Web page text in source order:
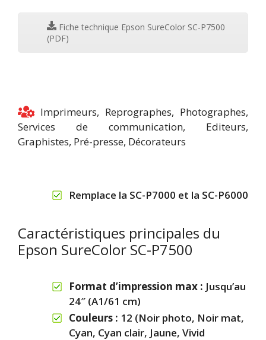
Fiche technique Epson SureColor SC-P7500
(PDF)
Imprimeurs, Reprographes, Photographes,
Services de communication, Editeurs,
Graphistes, Pré-presse, Décorateurs
Remplace la SC-P7000 et la SC-P6000
Caractéristiques principales du
Epson SureColor SC-P7500
Format d’impression max : Jusqu’au
24″ (A1/61 cm)
Couleurs : 12 (Noir photo, Noir mat,
Cyan, Cyan clair, Jaune, Vivid